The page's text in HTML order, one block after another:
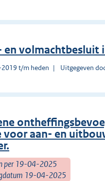
en
t/m heden Uitgegeven
aan- en
per 19-04-2025
19-04-2025